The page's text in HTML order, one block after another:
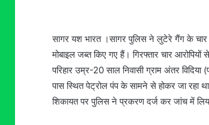
सागर यश भारत ।सागर पुलिस ने लुटेरे गैंग के चार
मोबाइल जब्त किए गए हैं। गिरफ्तार चार
परिहार उम्र-20 साल निवासी ग्राम अंतर
पास स्थित पेट्रोल पंप के सामने से होकर जा रहा
शिकायत पर पुलिस ने प्रकरण दर्ज कर जांच में